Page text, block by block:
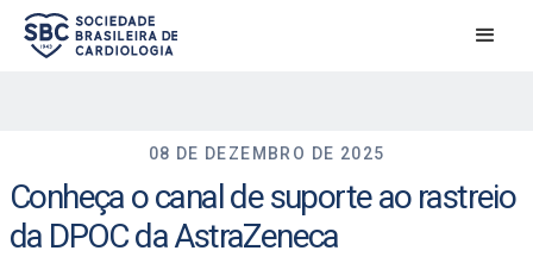
08 DE DEZEMBRO DE 2025
Conheça o canal de suporte ao rastreio
da DPOC da AstraZeneca